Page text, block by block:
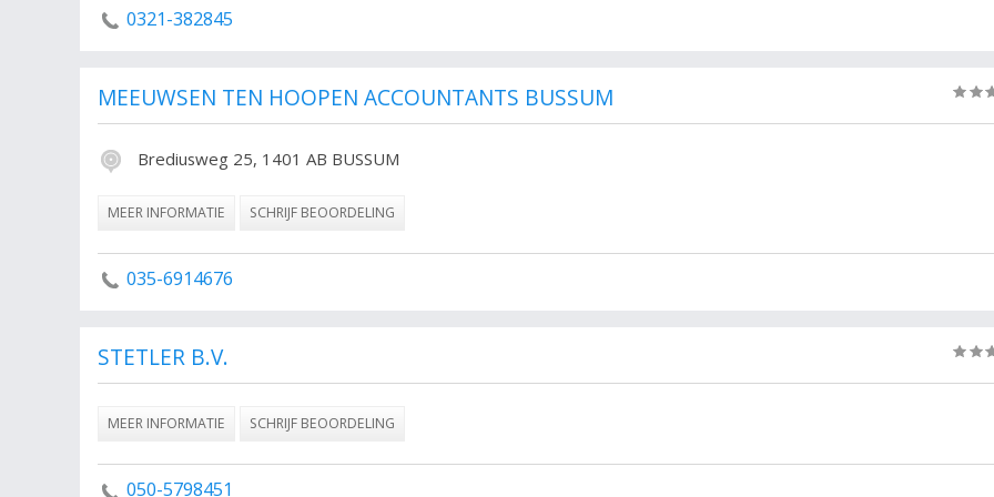
0321-382845
MEEUWSEN TEN HOOPEN ACCOUNTANTS BUSSUM
Brediusweg 25, 1401 AB BUSSUM
MEER INFORMATIE SCHRIJF BEOORDELING
035-6914676
STETLER B.V.
MEER INFORMATIE SCHRIJF BEOORDELING
050-5798451